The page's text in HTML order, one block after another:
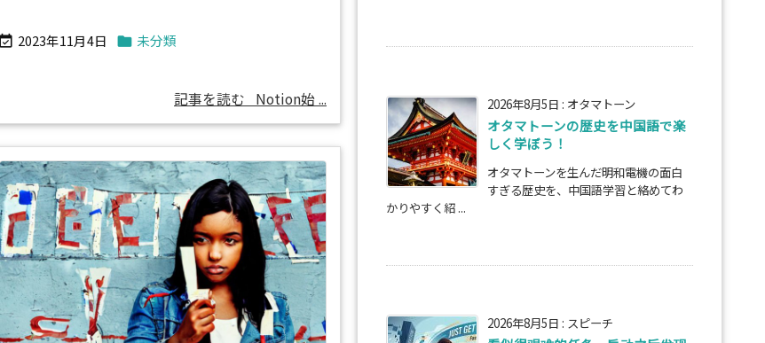
 2023年11月4日  未分類
記事を読む Notion始 ... 2026年8月5日 : オタマトーン
オタマトーンの歴史を中国語で楽
しく学ぼう！
オタマトーンを生んだ明和電機の面白
すぎる歴史を、中国語学習と絡めてわ
かりやすく紹 ...
2026年8月5日 : スピーチ